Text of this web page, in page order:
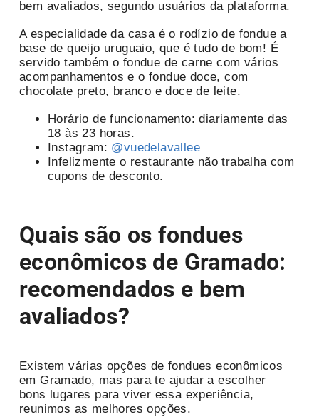
bem avaliados, segundo usuários da plataforma.
A especialidade da casa é o rodízio de fondue a
base de queijo uruguaio, que é tudo de bom! É
servido também o fondue de carne com vários
acompanhamentos e o fondue doce, com
chocolate preto, branco e doce de leite.
Horário de funcionamento: diariamente das
18 às 23 horas.
Instagram: @vuedelavallee
Infelizmente o restaurante não trabalha com
cupons de desconto.
Quais são os fondues
econômicos de Gramado:
recomendados e bem
avaliados?
Existem várias opções de fondues econômicos
em Gramado, mas para te ajudar a escolher
bons lugares para viver essa experiência,
reunimos as melhores opções.